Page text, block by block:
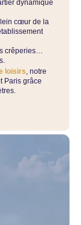
dynamique
cœur de la
crêperies
loisirs , notre
Paris grâce